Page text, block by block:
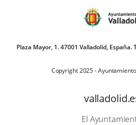
Plaza Mayor, 1. 47001 Valladolid, España.
Copyright 2025 -
El